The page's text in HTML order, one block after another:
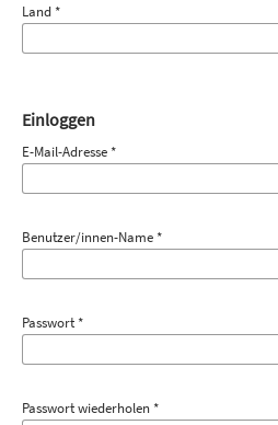
Land *
Einloggen
E-Mail-Adresse *
Benutzer/innen-Name *
Passwort *
Passwort wiederholen *